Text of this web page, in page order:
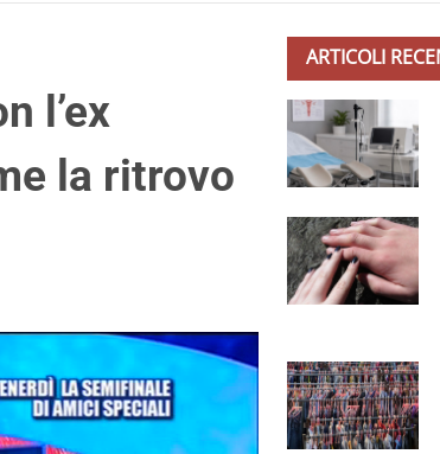
l’ex
la ritrovo
ARTICOLI